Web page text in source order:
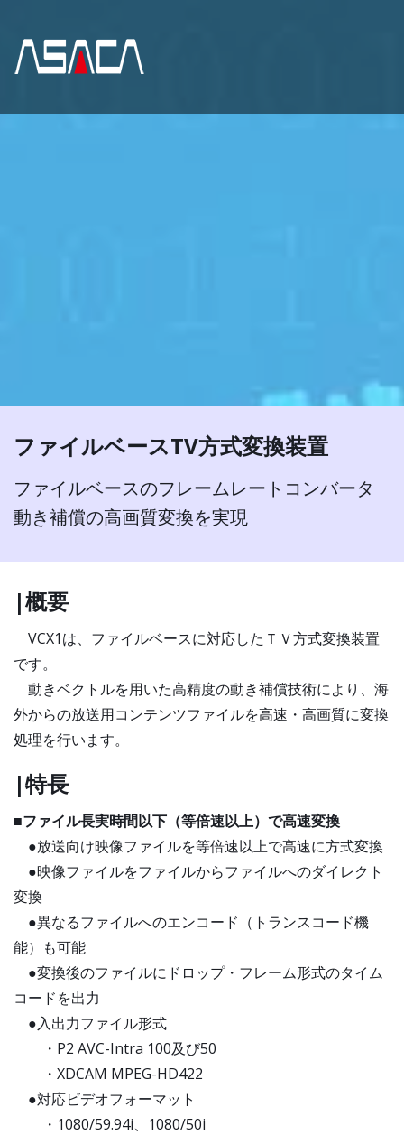
ファイルベースTV方式変換装置
ファイルベースのフレームレートコンバータ
動き補償の高画質変換を実現
|概要
VCX1は、ファイルベースに対応したＴＶ方式変換装置
です。
動きベクトルを用いた高精度の動き補償技術により、海
外からの放送用コンテンツファイルを高速・高画質に変換
処理を行います。
|特長
■ファイル長実時間以下（等倍速以上）で高速変換
●放送向け映像ファイルを等倍速以上で高速に方式変換
●映像ファイルをファイルからファイルへのダイレクト
変換
●異なるファイルへのエンコード（トランスコード機
能）も可能
●変換後のファイルにドロップ・フレーム形式のタイム
コードを出力
●入出力ファイル形式
・P2 AVC-Intra 100及び50
・XDCAM MPEG-HD422
●対応ビデオフォーマット
・1080/59.94i、1080/50i